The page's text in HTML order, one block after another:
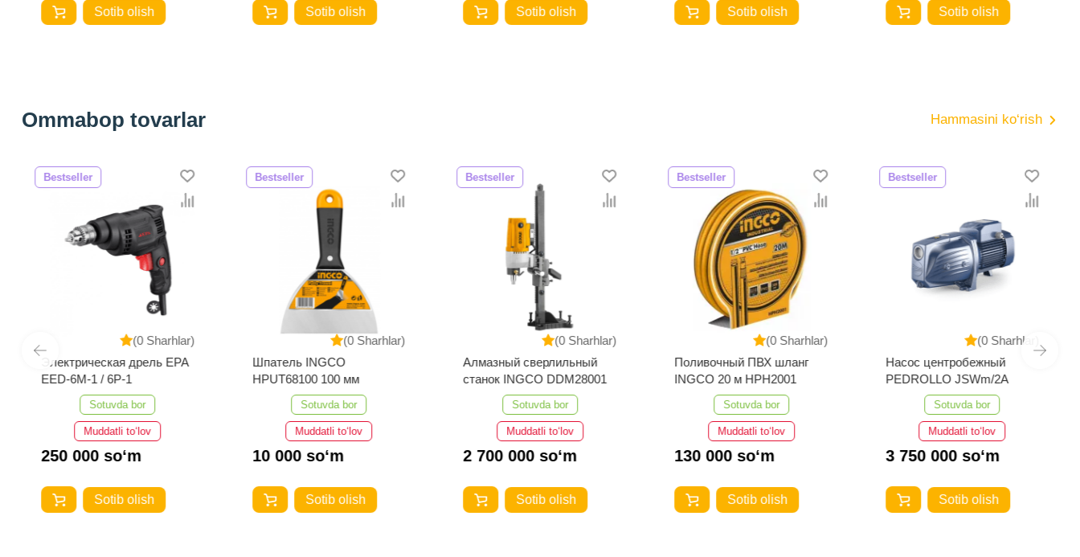
Sotib olish Sotib olish Sotib olish Sotib olish Sotib olish
Ommabop tovarlar Hammasini ko‘rish
(0 Sharhlar)
Bestseller
Электрическая дрель EPA
EED-6M-1 / 6P-1
Sotuvda bor
Muddatli to‘lov
250 000 so‘m
Sotib olish
(0 Sharhlar)
Bestseller
Шпатель INGCO
HPUT68100 100 мм
Sotuvda bor
Muddatli to‘lov
10 000 so‘m
Sotib olish
(0 Sharhlar)
Bestseller
Алмазный сверлильный
станок INGCO DDM28001
Sotuvda bor
Muddatli to‘lov
2 700 000 so‘m
Sotib olish
(0 Sharhlar)
Bestseller
Поливочный ПВХ шланг
INGCO 20 м HPH2001
Sotuvda bor
Muddatli to‘lov
130 000 so‘m
Sotib olish
(0 Sharhlar)
Bestseller
Насос центробежный
PEDROLLO JSWm/2A
Sotuvda bor
Muddatli to‘lov
3 750 000 so‘m
Sotib olish